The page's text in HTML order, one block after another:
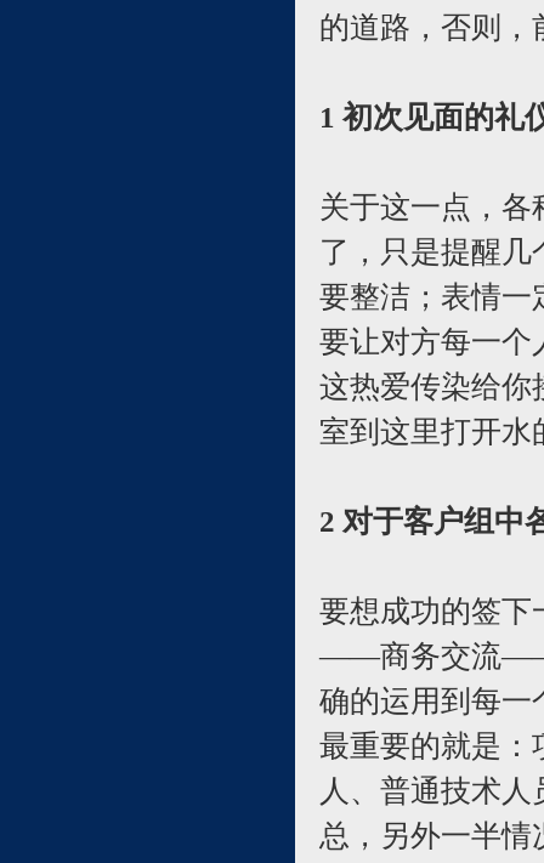
的道路，否则，
1 初次见面的礼
关于这一点，
了，只是提醒
要整洁；表情一
要让对方每一个
这热爱传染给你
室到这里打开水
2 对于客户组中
要想成功的签下
――商务交流――
确的运用到每一
最重要的就是：
人、普通技术
总，另外一半情